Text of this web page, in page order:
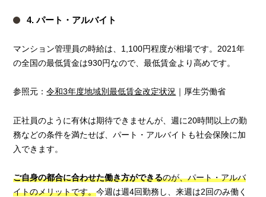
4. パート・アルバイト
マンション管理員の時給は、1,100円程度が相場です。2021年
の全国の最低賃金は930円なので、最低賃金より高めです。
参照元：令和3年度地域別最低賃金改定状況 ｜厚生労働省
正社員のように有休は期待できませんが、週に20時間以上の勤
務などの条件を満たせば、パート・アルバイトも社会保険に加
入できます。
ご自身の都合に合わせた働き方ができるのが、パート・アルバ
イトのメリットです。今週は週4回勤務し、来週は2回のみ働く